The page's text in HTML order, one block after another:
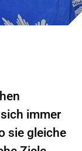
immer
sie gleiche